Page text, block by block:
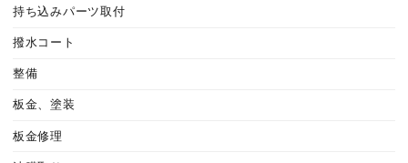
持ち込みパーツ取付
撥水コート
整備
板金、塗装
板金修理